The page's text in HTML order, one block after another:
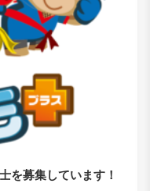
を募集しています！